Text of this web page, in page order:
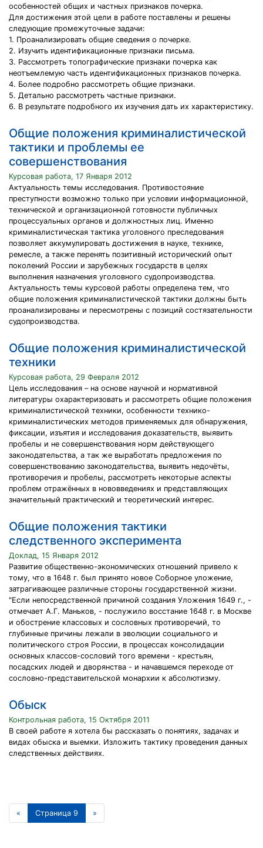
особенностей общих и частных признаков почерка.
Для достижения этой цели в работе поставлены и решены
следующие промежуточные задачи:
1. Проанализировать общие сведения о почерке.
2. Изучить идентификационные признаки письма.
3. Рассмотреть топографические признаки почерка как
неотъемлемую часть идентификационных признаков почерка.
4. Более подробно рассмотреть общие признаки.
5. Детально рассмотреть частные признаки.
6. В результате подробного их изучения дать их характеристику.
Общие положения криминалистической
тактики и проблемы ее
совершенствования
Курсовая работа, 17 Января 2012
Актуальность темы исследования. Противостояние
преступности возможно только при условии информационной,
технической и организационной готовности публичных
процессуальных органов и должностных лиц. Именно
криминалистическая тактика уголовного преследования
позволяет аккумулировать достижения в науке, технике,
ремесле, а также перенять позитивный исторический опыт
поколений России и зарубежных государств в целях
выполнения назначения уголовного судопроизводства.
Актуальность темы курсовой работы определена тем, что
общие положения криминалистической тактики должны быть
проанализированы и пересмотрены с позиций состязательности
судопроизводства.
Общие положения криминалистической
техники
Курсовая работа, 29 Февраля 2012
Цель исследования – на основе научной и нормативной
литературы охарактеризовать и рассмотреть общие положения
криминалистической техники, особенности технико-
криминалистических методов применяемых для обнаружения,
фиксации, изъятия и исследования доказательств, выявить
пробелы и не совершенствования норм действующего
законодательства, а так же выработать предложения по
совершенствованию законодательства, выявить недочёты,
противоречия и пробелы, рассмотреть некоторые аспекты
проблем отражённых в нововведениях и представляющих
значительный практический и теоретический интерес.
Общие положения тактики
следственного эксперимента
Доклад, 15 Января 2012
Развитие общественно-экономических отношений привело к
тому, что в 1648 г. был принято новое Соборное уложение,
затрагивающее различные стороны государственной жизни.
"Если непосредственной причиной создания Уложения 1649 г., -
отмечает А.Г. Маньков, - послужило восстание 1648 г. в Москве
и обострение классовых и сословных противоречий, то
глубинные причины лежали в эволюции социального и
политического строя России, в процессах консолидации
основных классов-сословий того времени - крестьян,
посадских людей и дворянства - и начавшемся переходе от
сословно-представительской монархии к абсолютизму.
Обыск
Контрольная работа, 15 Октября 2011
В своей работе я хотела бы рассказать о понятиях, задачах и
видах обыска и выемки. Изложить тактику проведения данных
следственных действиях.
« Страница 9 »